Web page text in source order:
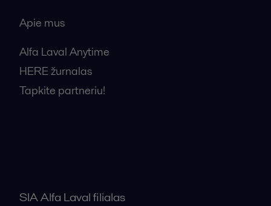
Apie mus
Alfa Laval Anytime
HERE žurnalas
Tapkite partneriu!
SIA Alfa Laval filialas